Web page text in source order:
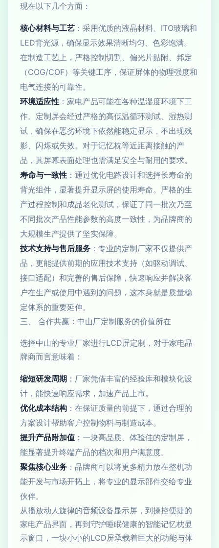
现在以下几个方面：
核心材料与工艺 ：采用优质的液晶材料、ITO玻璃和
LED背光源，确保显示效果清晰均匀、色彩饱满。
在制造工艺上，严格控制切割、偏光片贴附、邦定
（COG/COF）等关键工序，保证屏体的物理强度和
电气连接的可靠性。
环境适应性 ：家电产品可能在各种温湿度环境下工
作。定制屏会经过严格的高低温循环测试、湿热测
试，确保在恶劣环境下依然能稳定显示，不出现残
影、闪烁或失效。对于记忆枕等近距离接触的产
品，其屏幕表面处理也需满足安全与耐用的要求。
寿命与一致性 ：通过优化电路设计和选择长寿命的
背光组件，显著提升显示屏的使用寿命。严格的生
产过程控制和成品老化测试，保证了同一批次乃至
不同批次产品性能参数的高度一致性，为品牌商的
大规模生产提供了坚实保障。
技术支持与售后服务 ：专业的定制厂家不仅提供产
品，更能提供前期的应用技术支持（如驱动调试、
接口适配）和完善的售后保障，快速响应并解决客
户在生产或使用中遇到的问题，这本身就是质量稳
定体系的重要延伸。
三、 合作共赢：中山厂定制服务的价值所在
选择中山的专业厂家进行LCD屏定制，对于家电品
牌商而言意味着：
缩短研发周期 ：厂家凭借丰富的经验库和模块化设
计，能快速响应需求，加速产品上市。
优化成本结构 ：在保证质量的前提下，通过合理的
方案设计帮助客户控制物料与制造成本。
提升产品附加值 ：一块高品质、体验佳的定制屏，
能显著提升终端产品的档次和用户满意度。
聚焦核心业务 ：品牌商可以将更多精力放在整机功
能开发与市场开拓上，将专业的显示部件交给专业
伙伴。
从播放动人旋律的音频设备显示屏，到操控便捷的
家电产品界面，再到守护睡眠健康的智能记忆枕显
示窗口，一块小小的LCD屏承载着巨大的功能与体